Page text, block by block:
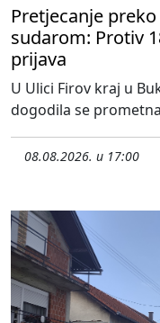
Pretjecanje
sudarom: Protiv
prijava
U Ulici Firov kraj u
dogodila se
08.08.2026. u 17:00